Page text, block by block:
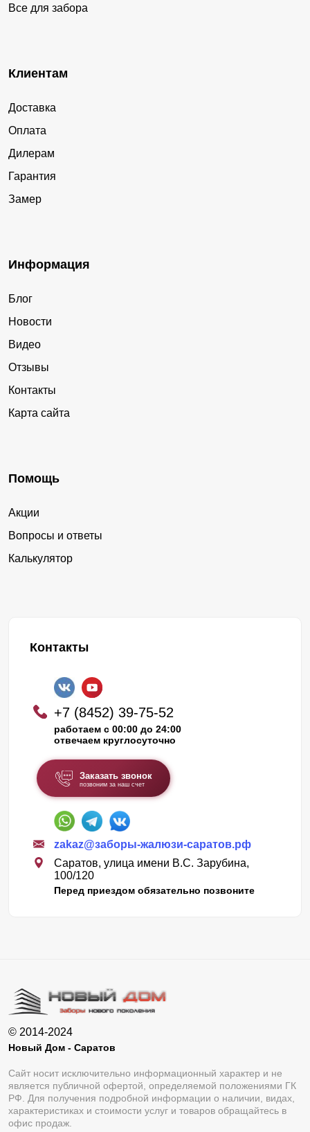
Все для забора
Клиентам
Доставка
Оплата
Дилерам
Гарантия
Замер
Информация
Блог
Новости
Видео
Отзывы
Контакты
Карта сайта
Помощь
Акции
Вопросы и ответы
Калькулятор
Контакты
+7 (8452) 39-75-52
работаем с 00:00 до 24:00
отвечаем круглосуточно
Заказать звонок
позвоним за наш счет
zakaz@заборы-жалюзи-саратов.рф
Саратов, улица имени В.С. Зарубина,
100/120
Перед приездом обязательно позвоните
© 2014-2024
Новый Дом - Саратов
Сайт носит исключительно информационный характер и не
является публичной офертой, определяемой положениями ГК
РФ. Для получения подробной информации о наличии, видах,
характеристиках и стоимости услуг и товаров обращайтесь в
офис продаж.